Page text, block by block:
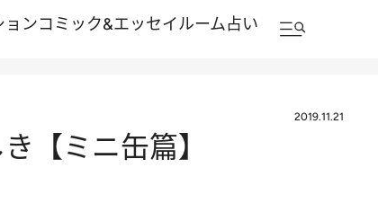
ョンコミック&エッセイルーム占い
2019.11.21
【ミニ缶篇】